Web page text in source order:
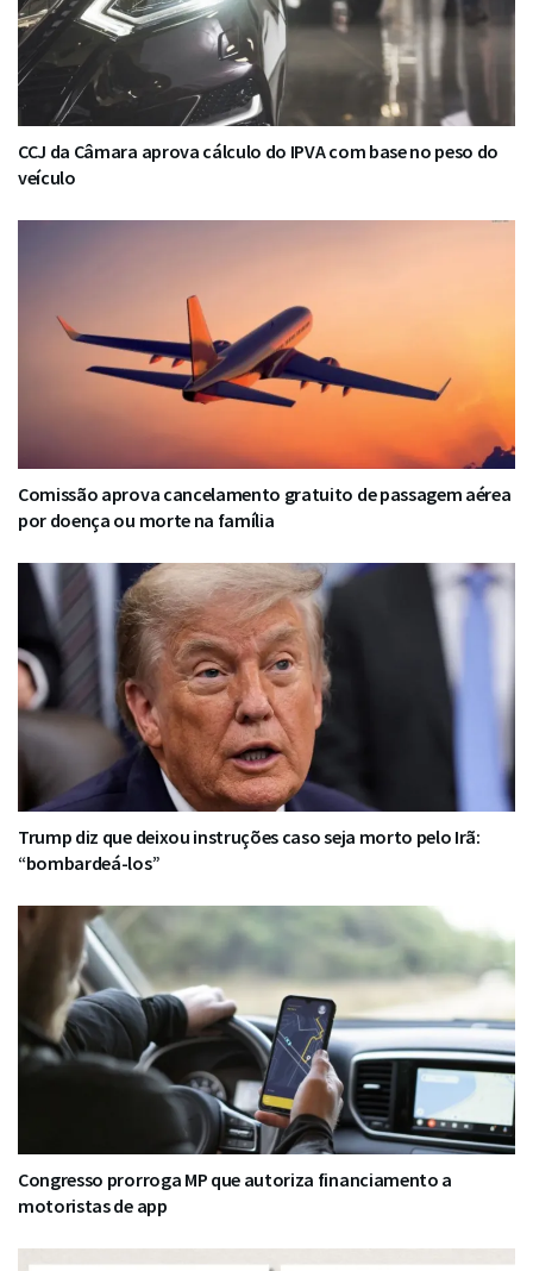
CCJ da Câmara aprova cálculo do IPVA com base no peso do
veículo
Comissão aprova cancelamento gratuito de passagem aérea
por doença ou morte na família
Trump diz que deixou instruções caso seja morto pelo Irã:
“bombardeá-los”
Congresso prorroga MP que autoriza financiamento a
motoristas de app